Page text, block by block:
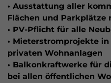
• Ausstattung aller
Flächen und
• PV-Pflicht für alle
• Mieterstromprojekte
privaten Wohnanlagen
• Balkonkraftwerke für
bei allen öffentlichen